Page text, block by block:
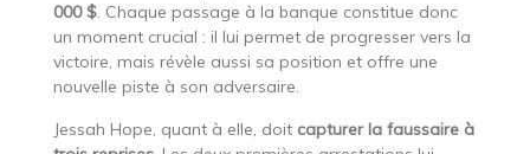
000 $. Chaque passage à la banque constitue donc
un moment crucial : il lui permet de progresser vers la
victoire, mais révèle aussi sa position et offre une
nouvelle piste à son adversaire.
Jessah Hope, quant à elle, doit capturer la faussaire à